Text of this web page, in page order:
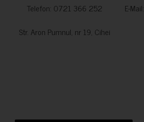
Telefon: 0721 366 252 E-Mail:
Str. Aron Pumnul, nr 19, Cihei